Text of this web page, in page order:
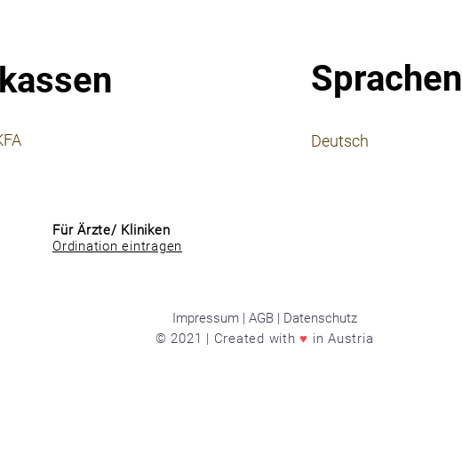
Sprachen
Deutsch
Für Ärzte/ Kliniken
Ordination eintragen
Impressum | AGB | Datenschutz
© 2021 | Created with♥ in Austria